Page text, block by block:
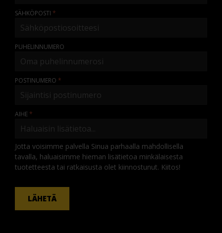
SÄHKÖPOSTI
PUHELINNUMERO
POSTINUMERO
AIHE
Jotta voisimme palvella Sinua parhaalla mahdollisella
tavalla, haluaisimme hieman lisätietoa minkälaisesta
tuotetteesta tai ratkaisusta olet kiinnostunut. Kiitos!
KOMMENTTI
LÄHETÄ